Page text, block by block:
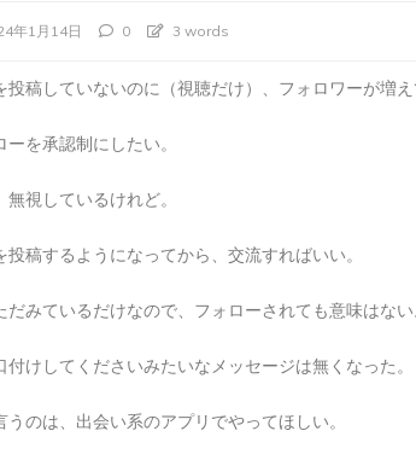
年1月14日 0 3 words
投稿していないのに（視聴だけ）、フォロワーが増え
ーを承認制にしたい。
無視しているけれど。
投稿するようになってから、交流すればいい。
だみているだけなので、フォローされても意味はない
付けしてくださいみたいなメッセージは無くなった。
うのは、出会い系のアプリでやってほしい。
グ: Mac
NINTENDO Switch２
あつまれどうぶつの森
ゲーム ゲーム機
か